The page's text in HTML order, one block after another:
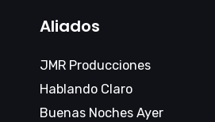
Aliados
JMR Producciones
Hablando Claro
Buenas Noches Ayer